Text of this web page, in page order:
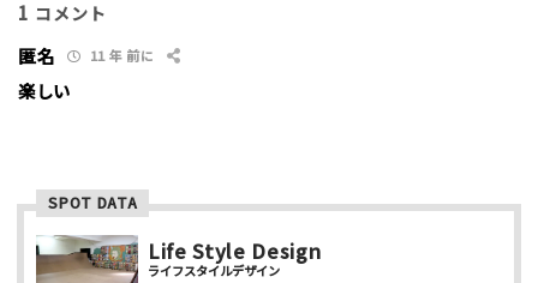
セクション多い
写真など
ニックネーム （任意/公開）
1 コメント
匿名 11 年 前に
楽しい
SPOT DATA
Life Style Design
ライフスタイルデザイン